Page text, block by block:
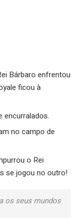
Bárbaro enfrentou
ficou à
encurralados.
no campo de
o Rei
se jogou no outro!
os seus mundos